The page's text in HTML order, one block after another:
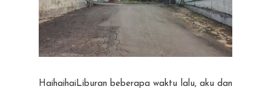
HaihaihaiLiburan beberapa waktu lalu, aku dan